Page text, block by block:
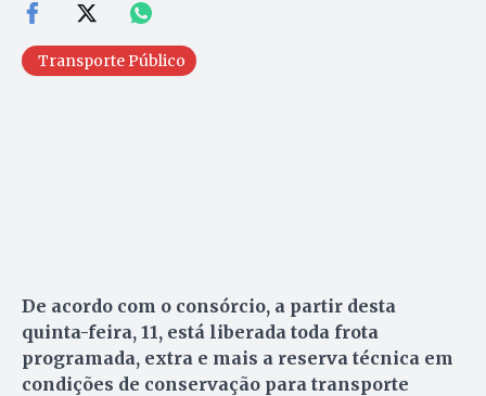
Transporte Público
De acordo com o consórcio, a partir desta
quinta-feira, 11, está liberada toda frota
programada, extra e mais a reserva técnica em
condições de conservação para transporte